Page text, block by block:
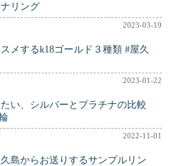
リング
2023-03-19
メするk18ゴールド３種類 #屋久
2023-01-22
い、シルバーとプラチナの比較
2022-11-01
島からお送りするサンプルリン